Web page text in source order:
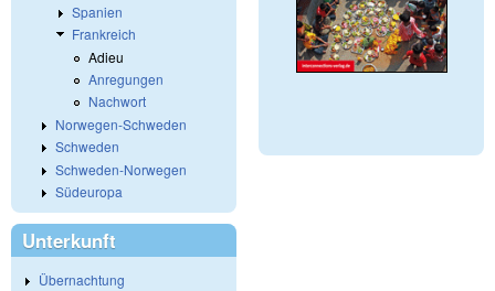
Spanien
Frankreich
Adieu
Anregungen
Nachwort
Norwegen-Schweden
Schweden
Schweden-Norwegen
Südeuropa
Unterkunft
Übernachtung